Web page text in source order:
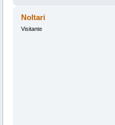
Noltari
Visitante